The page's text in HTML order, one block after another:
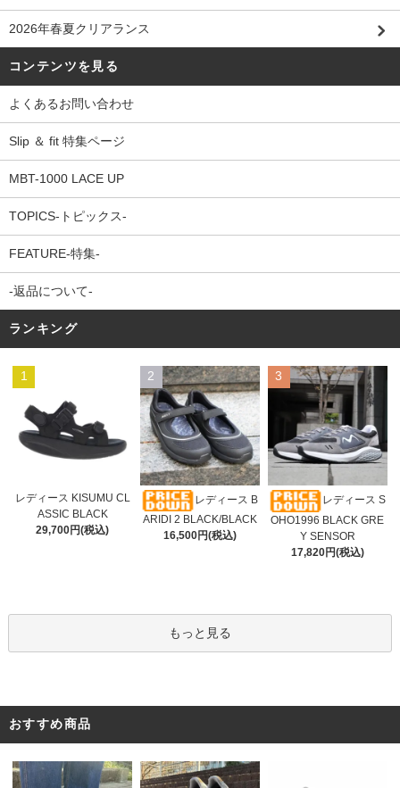
2026年春夏クリアランス
コンテンツを見る
よくあるお問い合わせ
Slip ＆ fit 特集ページ
MBT-1000 LACE UP
TOPICS-トピックス-
FEATURE-特集-
-返品について-
ランキング
1
レディース KISUMU CL
ASSIC BLACK
29,700円(税込)
2
レディース B
ARIDI 2 BLACK/BLACK
16,500円(税込)
3
レディース S
OHO1996 BLACK GRE
Y SENSOR
17,820円(税込)
もっと見る
おすすめ商品